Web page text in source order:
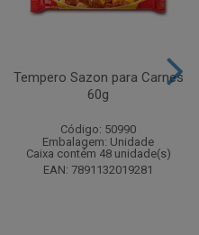
Tempero Sazon para Carnes
60g
Código: 50990
Embalagem: Unidade
Caixa contém 48 unidade(s)
EAN: 7891132019281